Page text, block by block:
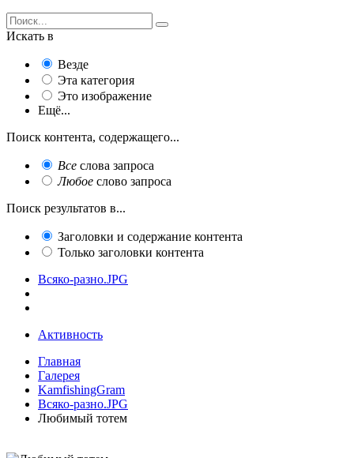
Искать в
Везде
Эта категория
Это изображение
Ещё...
Поиск контента, содержащего...
Все слова запроса
Любое слово запроса
Поиск результатов в...
Заголовки и содержание контента
Только заголовки контента
Всяко-разно.JPG
Активность
Главная
Галерея
KamfishingGram
Всяко-разно.JPG
Любимый тотем